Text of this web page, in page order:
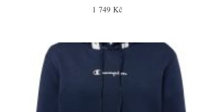
1 749 Kč